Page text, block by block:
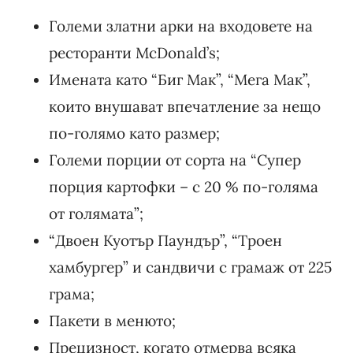
Големи златни арки на входовете на
ресторанти McDonald’s;
Имената като “Биг Мак”, “Мега Мак”,
които внушават впечатление за нещо
по-голямо като размер;
Големи порции от сорта на “Супер
порция картофки – с 20 % по-голяма
от голямата”;
“Двоен Куотър Паундър”, “Троен
хамбургер” и сандвичи с грамаж от 225
грама;
Пакети в менюто;
Прецизност, когато отмерва всяка